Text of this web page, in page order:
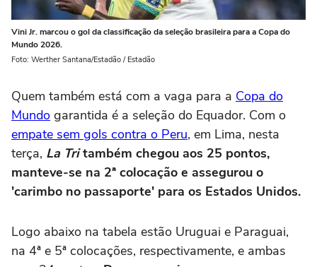
Vini Jr. marcou o gol da classificação da seleção brasileira para a Copa do
Mundo 2026.
Foto: Werther Santana/Estadão / Estadão
Quem também está com a vaga para a Copa do
Mundo garantida é a seleção do Equador. Com o
empate sem gols contra o Peru, em Lima, nesta
terça, La Tritambém chegou aos 25 pontos,
manteve-se na 2ª colocação e assegurou o
'carimbo no passaporte' para os Estados Unidos.
Logo abaixo na tabela estão Uruguai e Paraguai,
na 4ª e 5ª colocações, respectivamente, e ambas